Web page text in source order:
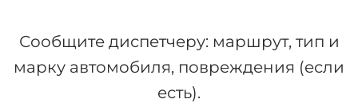
Сообщите диспетчеру: маршрут, тип и
марку автомобиля, повреждения (если
есть).